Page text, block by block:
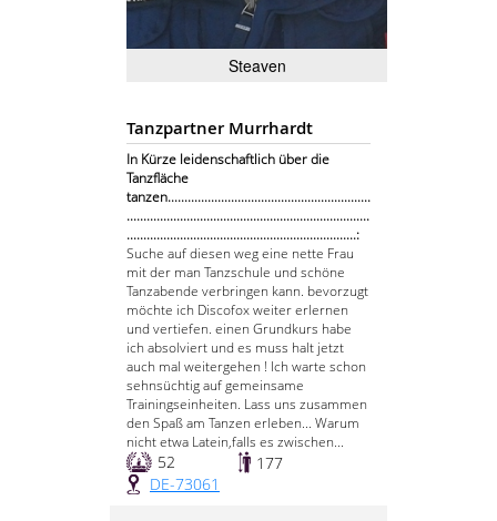
Steaven
Tanzpartner Murrhardt
In Kürze leidenschaftlich über die
Tanzfläche
tanzen.............................................................
.........................................................................
.....................................................................:
Suche auf diesen weg eine nette Frau
mit der man Tanzschule und schöne
Tanzabende verbringen kann. bevorzugt
möchte ich Discofox weiter erlernen
und vertiefen. einen Grundkurs habe
ich absolviert und es muss halt jetzt
auch mal weitergehen ! Ich warte schon
sehnsüchtig auf gemeinsame
Trainingseinheiten. Lass uns zusammen
den Spaß am Tanzen erleben... Warum
nicht etwa Latein,falls es zwischen...
52
177
DE-73061